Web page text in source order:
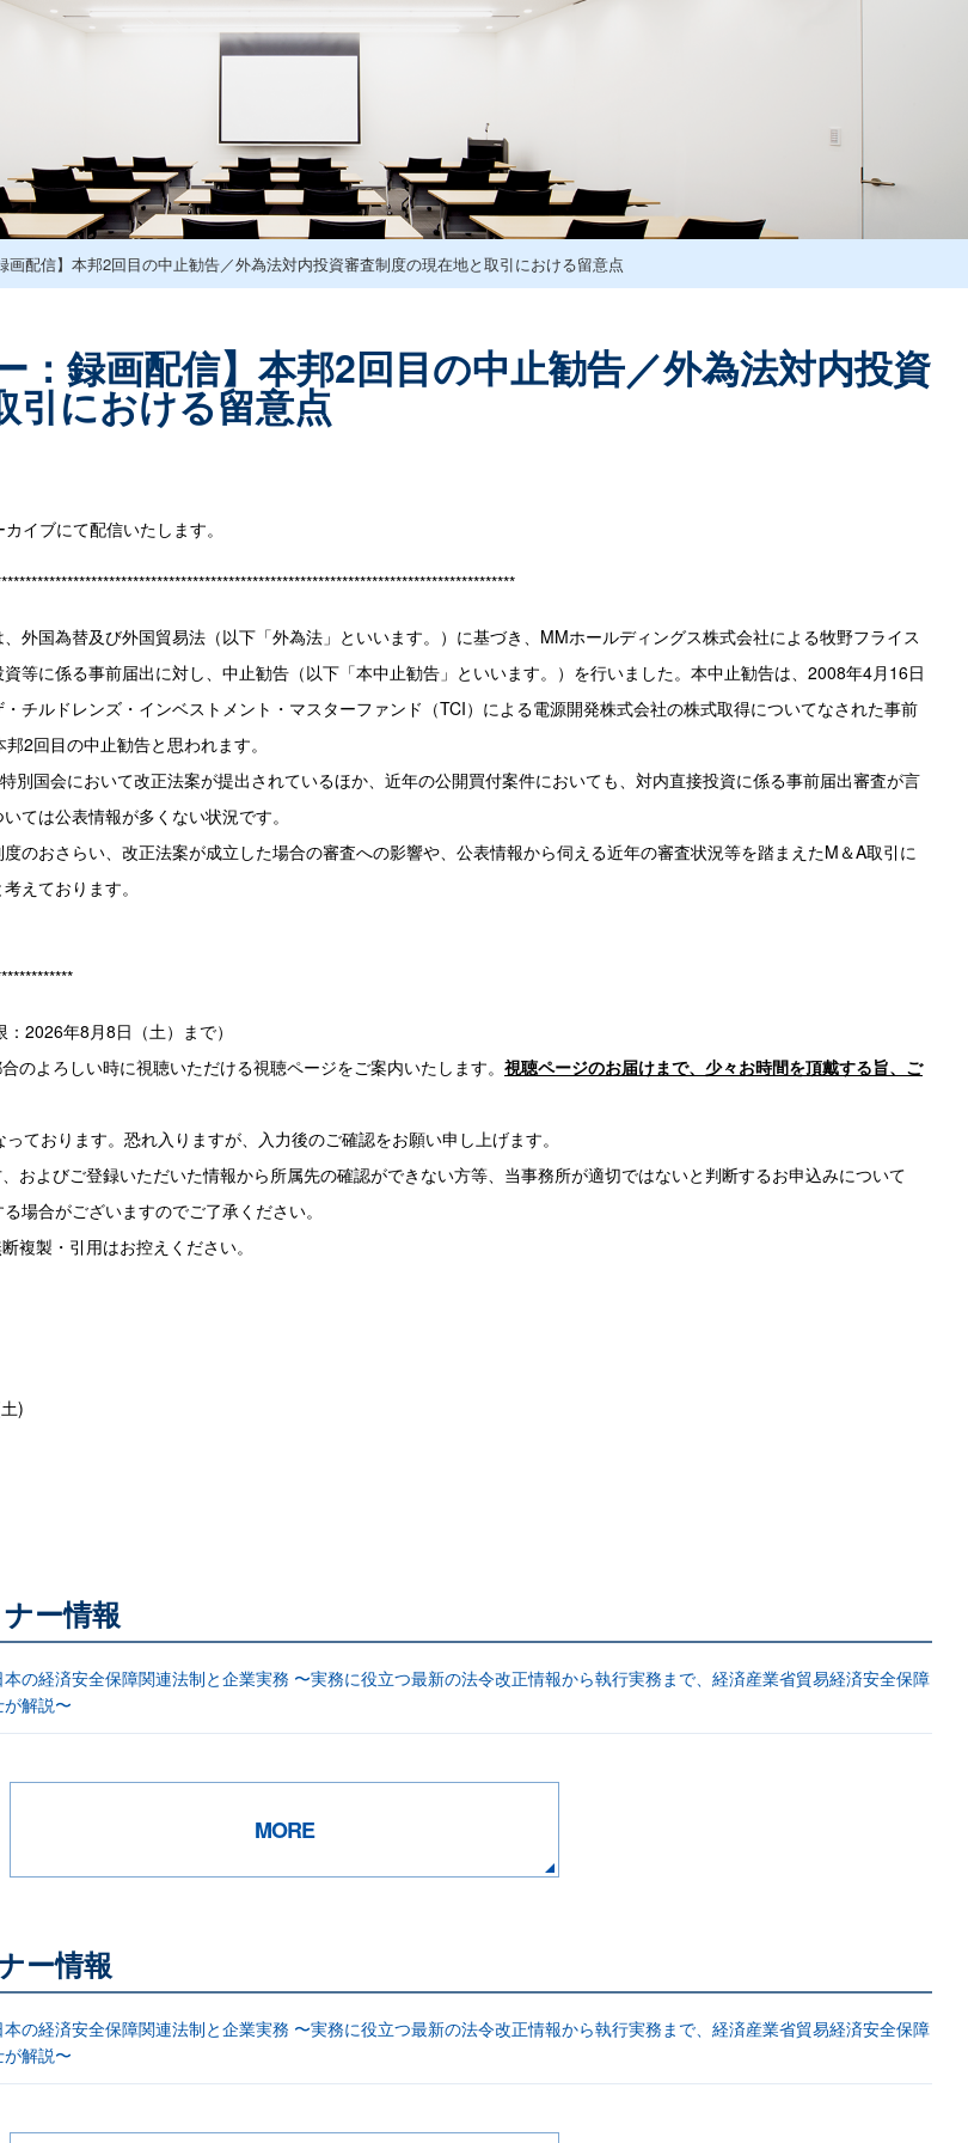
画配信】本邦2回目の中止勧告／外為法対内投資審査制度の現在地と取引における留意点
：録画配信】本邦2回目の中止勧告／外為法対内投資
引における留意点
イブにて配信いたします。
外国為替及び外国貿易法（以下「外為法」といいます。）に基づき、MMホールディングス株式会社による牧野フライス
等に係る事前届出に対し、中止勧告（以下「本中止勧告」といいます。）を行いました。本中止勧告は、2008年4月16日
チルドレンズ・インベストメント・マスターファンド（TCI）による電源開発株式会社の株式取得についてなされた事前
2回目の中止勧告と思われます。
別国会において改正法案が提出されているほか、近年の公開買付案件においても、対内直接投資に係る事前届出審査が言
ては公表情報が多くない状況です。
のおさらい、改正法案が成立した場合の審査への影響や、公表情報から伺える近年の審査状況等を踏まえたM＆A取引に
えております。
2026年8月8日（土）まで）
よろしい時に視聴いただける視聴ページをご案内いたします。 視聴ページのお届けまで、少々お時間を頂戴する旨、ご
おります。恐れ入りますが、入力後のご確認をお願い申し上げます。
よびご登録いただいた情報から所属先の確認ができない方等、当事務所が適切ではないと判断するお申込みについて
場合がございますのでご了承ください。
製・引用はお控えください。
)
ー情報
本の経済安全保障関連法制と企業実務 〜実務に役立つ最新の法令改正情報から執行実務まで、経済産業省貿易経済安全保障
解説〜
MORE
ー情報
本の経済安全保障関連法制と企業実務 〜実務に役立つ最新の法令改正情報から執行実務まで、経済産業省貿易経済安全保障
解説〜